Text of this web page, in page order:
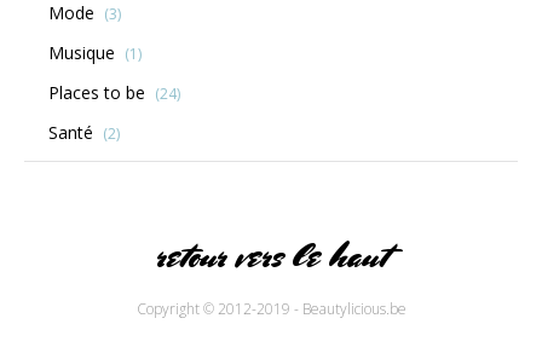
Mode (3)
Musique (1)
Places to be (24)
Santé (2)
retour vers le haut
Copyright © 2012-2019 - Beautylicious.be